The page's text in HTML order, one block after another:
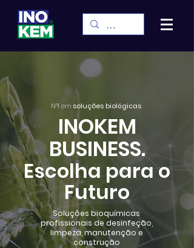
Nº1 em soluções biológicas
INOKEM
BUSINESS.
Escolha para o
Futuro
Soluções bioquímicas
profissionais de desinfeção,
limpeza, manutenção e
construção